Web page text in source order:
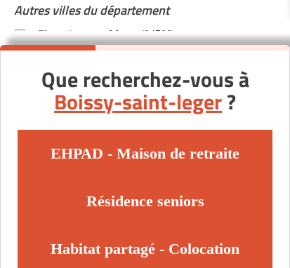
Autres villes du département
Champigny-sur-Marne (94500)
Choisy-le-Roi (94600)
Créteil (94000)
Fontenay-sous-Bois (94120)
Ivry-sur-Seine (94200)
Joinville-le-Pont (94340)
Limeil-Brévannes (94450)
Que recherchez-vous à
Boissy-saint-leger?
EHPAD - Maison de retraite
Résidence seniors
Habitat partagé - Colocation